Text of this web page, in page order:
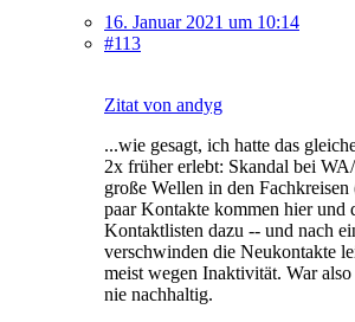
16. Januar 2021 um 10:14
#113
Zitat von andyg
...wie gesagt, ich hatte das
2x früher erlebt: Skandal bei
große Wellen in den Fachkreisen
paar Kontakte kommen hier und
Kontaktlisten dazu -- und nach
verschwinden die Neukontakte
meist wegen Inaktivität. War
nie nachhaltig.